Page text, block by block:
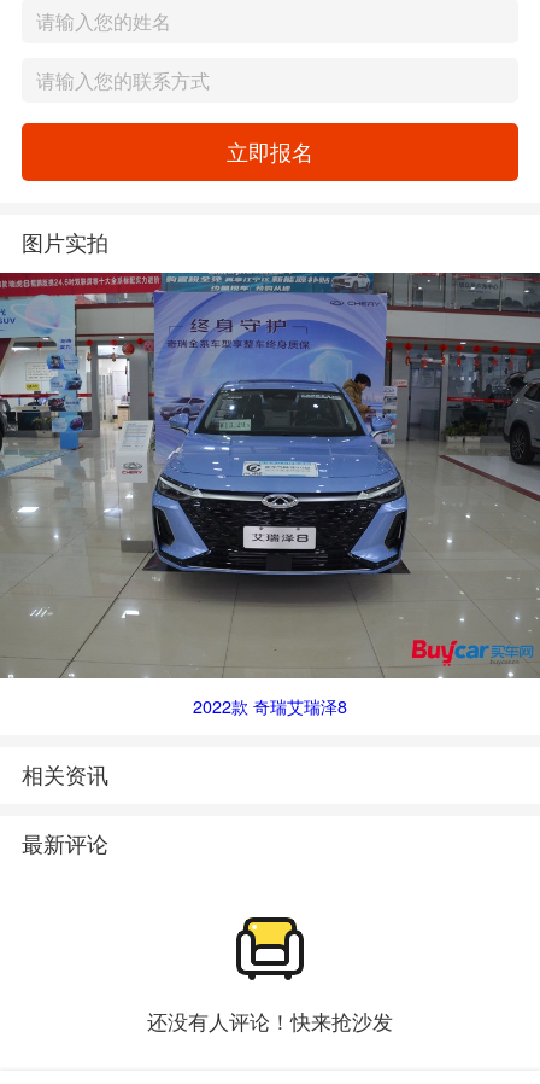
立即报名
图片实拍
2022款 奇瑞艾瑞泽8
相关资讯
最新评论
还没有人评论！快来抢沙发